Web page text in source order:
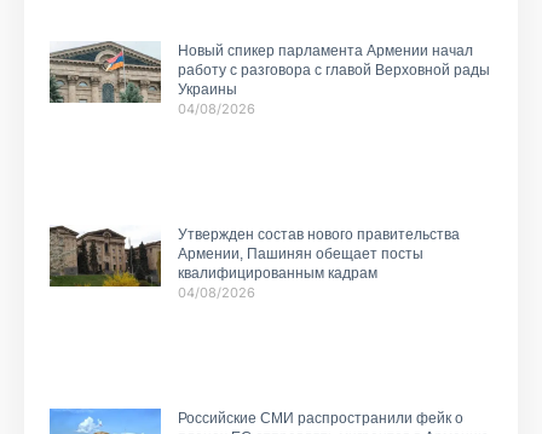
Новый спикер парламента Армении начал
работу с разговора с главой Верховной рады
Украины
04/08/2026
Утвержден состав нового правительства
Армении, Пашинян обещает посты
квалифицированным кадрам
04/08/2026
Российские СМИ распространили фейк о